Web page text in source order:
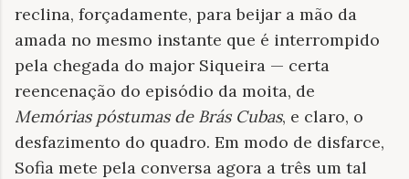
reclina, forçadamente, para beijar a mão da
amada no mesmo instante que é interrompido
pela chegada do major Siqueira — certa
reencenação do episódio da moita, de
Memórias póstumas de Brás Cubas, e claro, o
desfazimento do quadro. Em modo de disfarce,
Sofia mete pela conversa agora a três um tal